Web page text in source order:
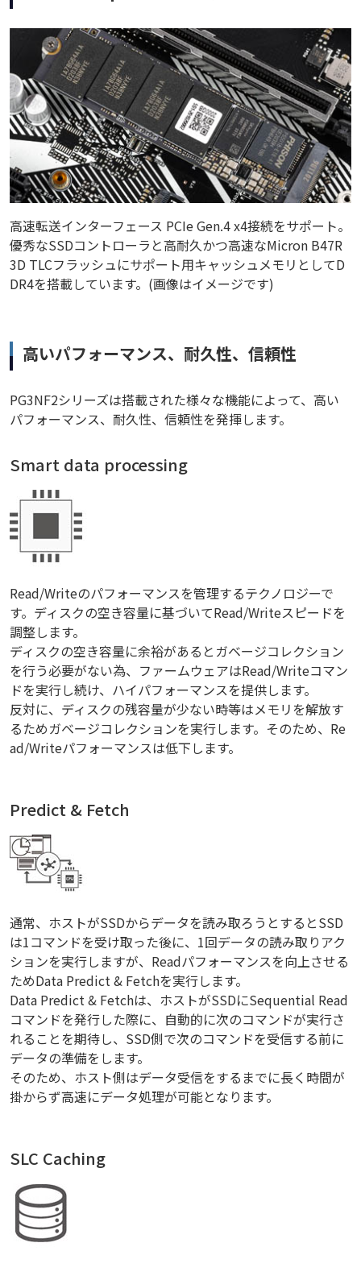
高速転送インターフェース PCIe Gen.4 x4接続をサポート。
優秀なSSDコントローラと高耐久かつ高速なMicron B47R
3D TLCフラッシュにサポート用キャッシュメモリとしてD
DR4を搭載しています。(画像はイメージです)
高いパフォーマンス、耐久性、信頼性
PG3NF2シリーズは搭載された様々な機能によって、高い
パフォーマンス、耐久性、信頼性を発揮します。
Smart data processing
Read/Writeのパフォーマンスを管理するテクノロジーで
す。ディスクの空き容量に基づいてRead/Writeスピードを
調整します。
ディスクの空き容量に余裕があるとガベージコレクション
を行う必要がない為、ファームウェアはRead/Writeコマン
ドを実行し続け、ハイパフォーマンスを提供します。
反対に、ディスクの残容量が少ない時等はメモリを解放す
るためガベージコレクションを実行します。そのため、Re
ad/Writeパフォーマンスは低下します。
Predict & Fetch
通常、ホストがSSDからデータを読み取ろうとするとSSD
は1コマンドを受け取った後に、1回データの読み取りアク
ションを実行しますが、Readパフォーマンスを向上させる
ためData Predict & Fetchを実行します。
Data Predict & Fetchは、ホストがSSDにSequential Read
コマンドを発行した際に、自動的に次のコマンドが実行さ
れることを期待し、SSD側で次のコマンドを受信する前に
データの準備をします。
そのため、ホスト側はデータ受信をするまでに長く時間が
掛からず高速にデータ処理が可能となります。
SLC Caching